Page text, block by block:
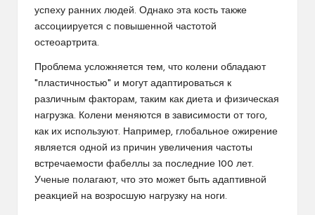
успеху ранних людей. Однако эта кость также
ассоциируется с повышенной частотой
остеоартрита.
Проблема усложняется тем, что колени обладают
"пластичностью" и могут адаптироваться к
различным факторам, таким как диета и физическая
нагрузка. Колени меняются в зависимости от того,
как их используют. Например, глобальное ожирение
является одной из причин увеличения частоты
встречаемости фабеллы за последние 100 лет.
Ученые полагают, что это может быть адаптивной
реакцией на возросшую нагрузку на ноги.